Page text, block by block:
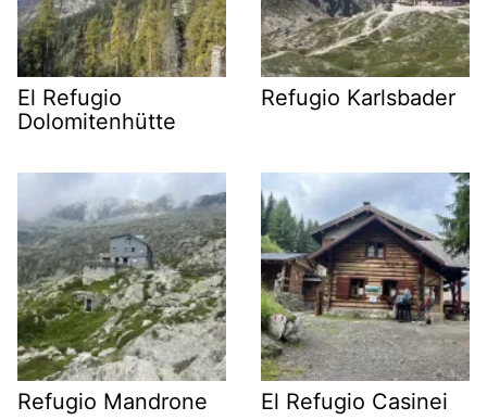
El Refugio
Dolomitenhütte
Refugio Karlsbader
Refugio Mandrone El Refugio Casinei